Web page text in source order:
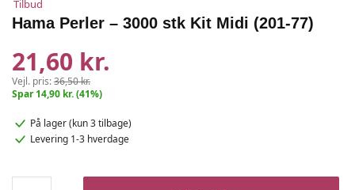
Tilbud
Hama Perler – 3000 stk Kit Midi (201-77)
21,60 kr.
Vejl. pris:36,50 kr.
Spar 14,90 kr. (41%)
På lager(kun 3 tilbage)
Levering 1-3 hverdage